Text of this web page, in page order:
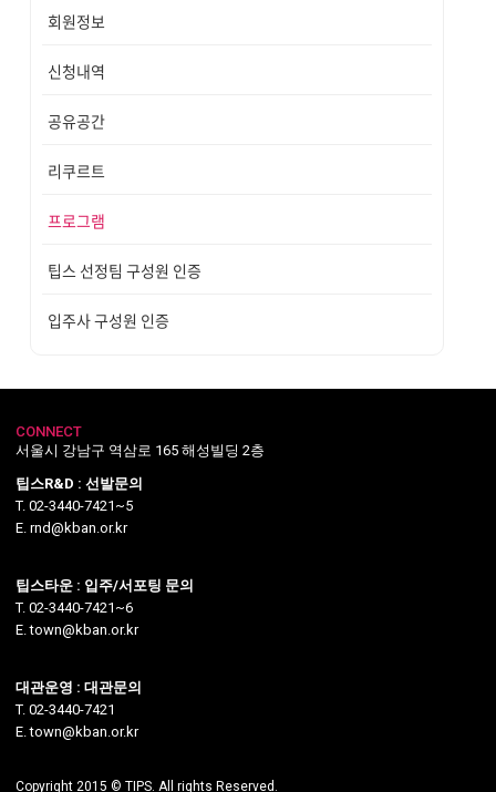
회원정보
신청내역
공유공간
리쿠르트
프로그램
팁스 선정팀 구성원 인증
입주사 구성원 인증
CONNECT
서울시 강남구 역삼로 165 해성빌딩 2층
팁스R&D : 선발문의
T. 02-3440-7421~5
E. rnd@kban.or.kr
팁스타운 : 입주/서포팅 문의
T. 02-3440-7421~6
E. town@kban.or.kr
대관운영 : 대관문의
T. 02-3440-7421
E. town@kban.or.kr
Copyright 2015 © TIPS. All rights Reserved.